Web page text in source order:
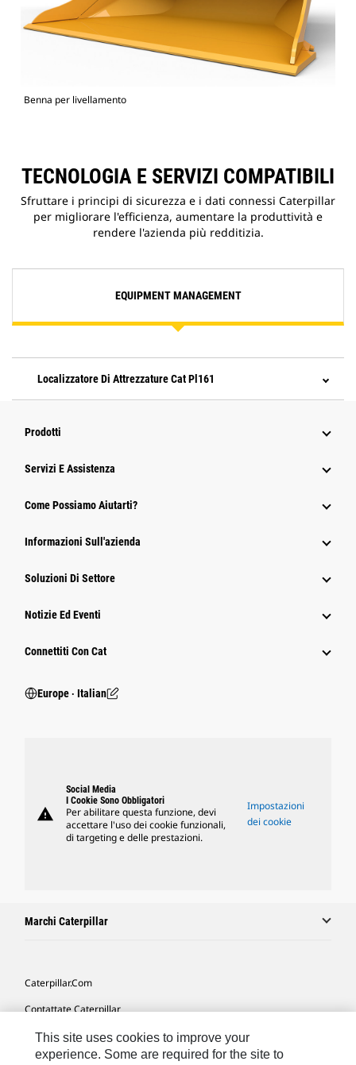
Benna per livellamento
TECNOLOGIA E SERVIZI COMPATIBILI
Sfruttare i principi di sicurezza e i dati connessi Caterpillar
per migliorare l'efficienza, aumentare la produttività e
rendere l'azienda più redditizia.
EQUIPMENT MANAGEMENT
Localizzatore Di Attrezzature Cat Pl161
Prodotti
Servizi E Assistenza
Come Possiamo Aiutarti?
Informazioni Sull'azienda
Soluzioni Di Settore
Notizie Ed Eventi
Connettiti Con Cat
Europe ‧ Italian
warning
Social Media
I Cookie Sono Obbligatori
Per abilitare questa funzione, devi
accettare l'uso dei cookie funzionali,
di targeting e delle prestazioni.
Impostazioni
dei cookie
Marchi Caterpillar
Caterpillar.com
Contattate Caterpillar
Le Mie Preferenze Di Marketing
Mappa Del Sito
This site uses cookies to improve your
experience. Some are required for the site to